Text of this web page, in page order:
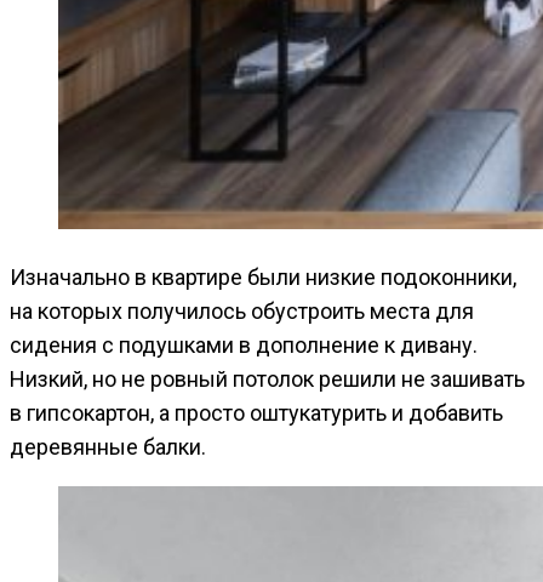
Изначально в квартире были низкие подоконники,
на которых получилось обустроить места для
сидения с подушками в дополнение к дивану.
Низкий, но не ровный потолок решили не зашивать
в гипсокартон, а просто оштукатурить и добавить
деревянные балки.